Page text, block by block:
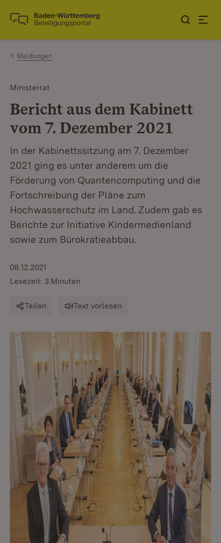
Zum Inhalt springen
Link zur Startseite
Meldungen
Ministerrat
Bericht aus dem Kabinett
vom 7. Dezember 2021
In der Kabinettssitzung am 7. Dezember
2021 ging es unter anderem um die
Förderung von Quantencomputing und die
Fortschreibung der Pläne zum
Hochwasserschutz im Land. Zudem gab es
Berichte zur Initiative Kindermedienland
sowie zum Bürokratieabbau.
08.12.2021
Lesezeit: 3 Minuten
Teilen Text vorlesen